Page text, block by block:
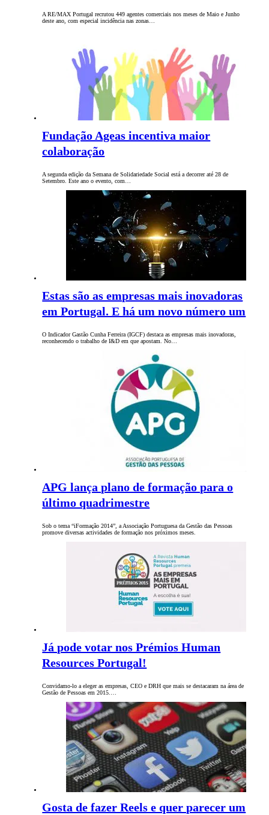
A RE/MAX Portugal recrutou 449 agentes comerciais nos meses de Maio e Junho
deste ano, com especial incidência nas zonas…
Fundação Ageas incentiva maior
colaboração
A segunda edição da Semana de Solidariedade Social está a decorrer até 28 de
Setembro. Este ano o evento, com…
Estas são as empresas mais inovadoras
em Portugal. E há um novo número um
O Indicador Gastão Cunha Ferreira (IGCF) destaca as empresas mais inovadoras,
reconhecendo o trabalho de I&D em que apostam. No…
APG lança plano de formação para o
último quadrimestre
Sob o tema “iFormação 2014”, a Associação Portuguesa da Gestão das Pessoas
promove diversas actividades de formação nos próximos meses.
Já pode votar nos Prémios Human
Resources Portugal!
Convidamo-lo a eleger as empresas, CEO e DRH que mais se destacaram na área de
Gestão de Pessoas em 2015.…
Gosta de fazer Reels e quer parecer um